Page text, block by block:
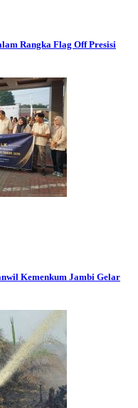
Rangka Flag Off Presisi
Kemenkum Jambi Gelar